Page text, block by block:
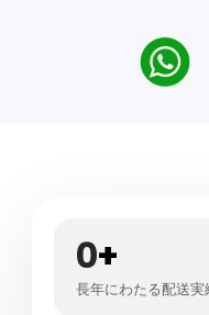
0+
長年にわたる配送実